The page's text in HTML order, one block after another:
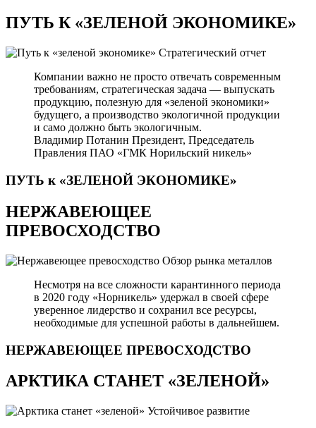
ПУТЬ К«ЗЕЛЕНОЙ ЭКОНОМИКЕ»
Стратегический отчет
Компании важно не просто отвечать современным
требованиям, стратегическая задача — выпускать
продукцию, полезную для «зеленой экономики»
будущего, а производство экологичной продукции
и само должно быть экологичным.
Владимир Потанин Президент, Председатель
Правления ПАО «ГМК Норильский никель»
ПУТЬ к «ЗЕЛЕНОЙ ЭКОНОМИКЕ»
НЕРЖАВЕЮЩЕЕ
ПРЕВОСХОДСТВО
Обзор рынка металлов
Несмотря на все сложности карантинного периода
в 2020 году «Норникель» удержал в своей сфере
уверенное лидерство и сохранил все ресурсы,
необходимые для успешной работы в дальнейшем.
НЕРЖАВЕЮЩЕЕ ПРЕВОСХОДСТВО
АРКТИКА СТАНЕТ «ЗЕЛЕНОЙ»
Устойчивое развитие